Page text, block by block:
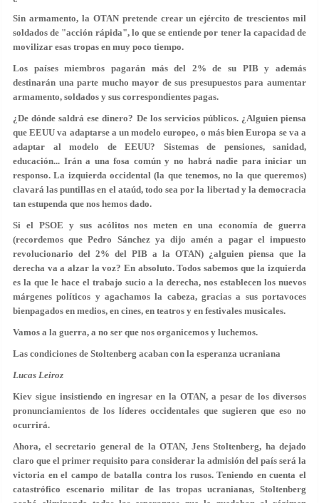
Sin armamento, la OTAN pretende crear un ejército de trescientos mil
soldados de "acción rápida", lo que se entiende por tener la capacidad de
movilizar esas tropas en muy poco tiempo.
Los países miembros pagarán más del 2% de su PIB y además
destinarán una parte mucho mayor de sus presupuestos para aumentar
armamento, soldados y sus correspondientes pagas.
¿De dónde saldrá ese dinero? De los servicios públicos. ¿Alguien piensa
que EEUU va adaptarse a un modelo europeo, o más bien Europa se va a
adaptar al modelo de EEUU? Sistemas de pensiones, sanidad,
educación... Irán a una fosa común y no habrá nadie para iniciar un
responso. La izquierda occidental (la que tenemos, no la que queremos)
clavará las puntillas en el ataúd, todo sea por la libertad y la democracia
tan estupenda que nos hemos dado.
Si el PSOE y sus acólitos nos meten en una economía de guerra
(recordemos que Pedro Sánchez ya dijo amén a pagar el impuesto
revolucionario del 2% del PIB a la OTAN) ¿alguien piensa que la
derecha va a alzar la voz? En absoluto. Todos sabemos que la izquierda
es la que le hace el trabajo sucio a la derecha, nos establecen los nuevos
márgenes políticos y agachamos la cabeza, gracias a sus portavoces
bienpagados en medios, en cines, en teatros y en festivales musicales.
Vamos a la guerra, a no ser que nos organicemos y luchemos.
Las condiciones de Stoltenberg acaban con la esperanza ucraniana
Lucas Leiroz
Kiev sigue insistiendo en ingresar en la OTAN, a pesar de los diversos
pronunciamientos de los líderes occidentales que sugieren que eso no
ocurrirá.
Ahora, el secretario general de la OTAN, Jens Stoltenberg, ha dejado
claro que el primer requisito para considerar la admisión del país será la
victoria en el campo de batalla contra los rusos. Teniendo en cuenta el
catastrófico escenario militar de las tropas ucranianas, Stoltenberg